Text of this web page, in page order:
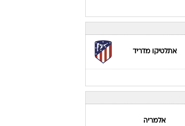
כתבו לנו
אתלטיקו מדריד
אלמריה